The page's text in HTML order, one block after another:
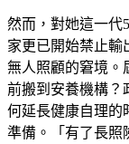
然而，對她這一代
家更已開始禁止輸
無人照顧的窘境。
前搬到安養機構？
何延長健康自理的
準備。「有了長照